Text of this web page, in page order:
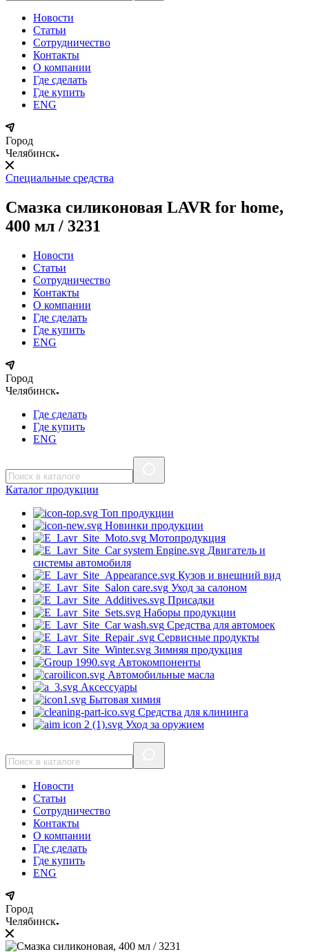
Новости
Статьи
Сотрудничество
Контакты
О компании
Где сделать
Где купить
ENG
Город
Челябинск
Специальные средства
Смазка силиконовая LAVR for home,
400 мл / 3231
Новости
Статьи
Сотрудничество
Контакты
О компании
Где сделать
Где купить
ENG
Город
Челябинск
Где сделать
Где купить
ENG
Каталог продукции
Топ продукции
Новинки продукции
Мотопродукция
Двигатель и
системы автомобиля
Кузов и внешний вид
Уход за салоном
Присадки
Наборы продукции
Средства для автомоек
Сервисные продукты
Зимняя продукция
Автокомпоненты
Автомобильные масла
Аксессуары
Бытовая химия
Средства для клининга
Уход за оружием
Новости
Статьи
Сотрудничество
Контакты
О компании
Где сделать
Где купить
ENG
Город
Челябинск